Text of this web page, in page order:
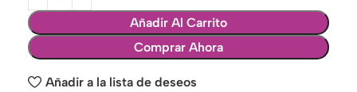
Añadir Al Carrito
Comprar Ahora
Añadir a la lista de deseos